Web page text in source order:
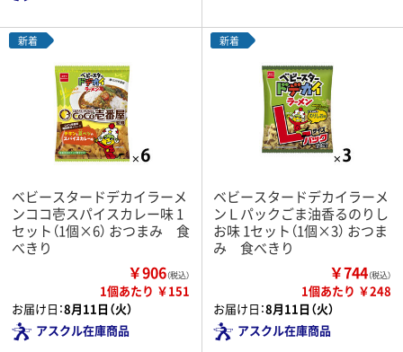
新着
ベビースタードデカイラーメ
ンココ壱スパイスカレー味 1
セット（1個×6） おつまみ 食
べきり
￥906（税込）
1個あたり ￥151
お届け日：8月11日（火）
アスクル在庫商品
新着
ベビースタードデカイラーメ
ンＬパックごま油香るのりし
お味 1セット（1個×3） おつま
み 食べきり
￥744（税込）
1個あたり ￥248
お届け日：8月11日（火）
アスクル在庫商品